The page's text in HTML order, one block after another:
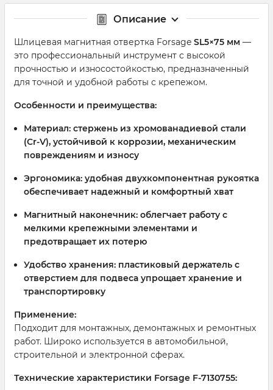
Описание
Шлицевая магнитная отвертка Forsage SL5×75 мм —
это профессиональный инструмент с высокой
прочностью и износостойкостью, предназначенный
для точной и удобной работы с крепежом.
Особенности и преимущества:
Материал: стержень из хромованадиевой стали
(Cr-V), устойчивой к коррозии, механическим
повреждениям и износу
Эргономика: удобная двухкомпонентная рукоятка
обеспечивает надежный и комфортный хват
Магнитный наконечник: облегчает работу с
мелкими крепежными элементами и
предотвращает их потерю
Удобство хранения: пластиковый держатель с
отверстием для подвеса упрощает хранение и
транспортировку
Применение:
Подходит для монтажных, демонтажных и ремонтных
работ. Широко используется в автомобильной,
строительной и электронной сферах.
Технические характеристики Forsage F-7130755: